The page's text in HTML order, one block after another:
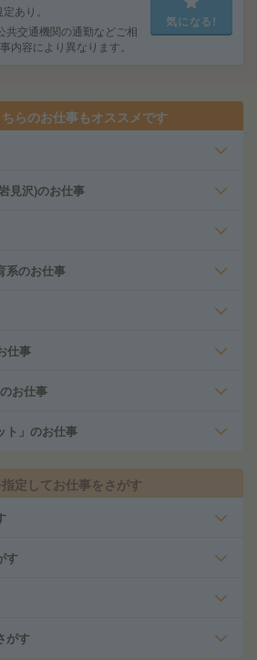
あり。
共交通機関の通勤などご相
内容により異なります。
気になる!
らのお仕事もオススメです
見沢)のお仕事
系のお仕事
仕事
お仕事
ト」のお仕事
定してお仕事をさがす
す
がす